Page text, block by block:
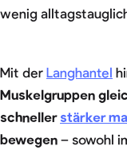
wenig
Mit der Langhantel
Muskelgruppen
schneller stärker
bewegen – sowohl